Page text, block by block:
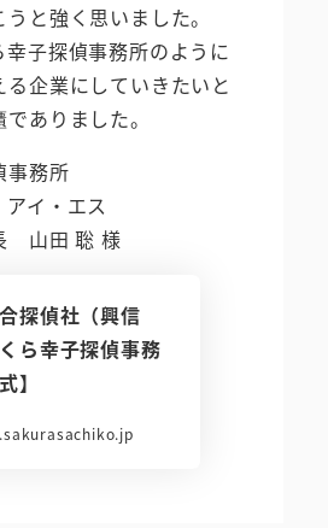
と強く思いました。
幸子探偵事務所のように
る企業にしていきたいと
ありました。
事務所
イ・エス
山田 聡 様
探偵社（興信
ら幸子探偵事務
】